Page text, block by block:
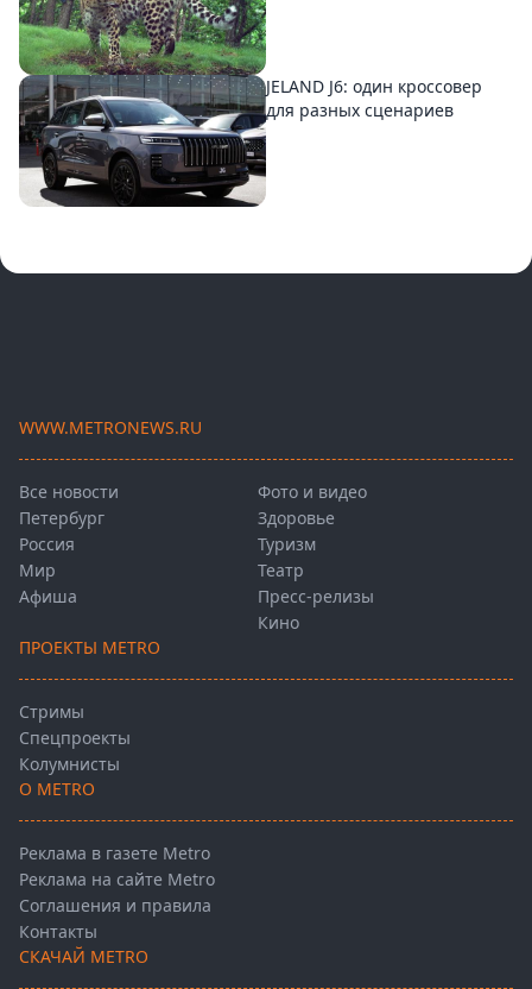
JELAND J6: один кроссовер
для разных сценариев
WWW.METRONEWS.RU
Все новости
Петербург
Россия
Мир
Афиша
Фото и видео
Здоровье
Туризм
Театр
Пресс-релизы
Кино
ПРОЕКТЫ METRO
Стримы
Спецпроекты
Колумнисты
О METRO
Реклама в газете Metro
Реклама на сайте Metro
Соглашения и правила
Контакты
СКАЧАЙ METRO